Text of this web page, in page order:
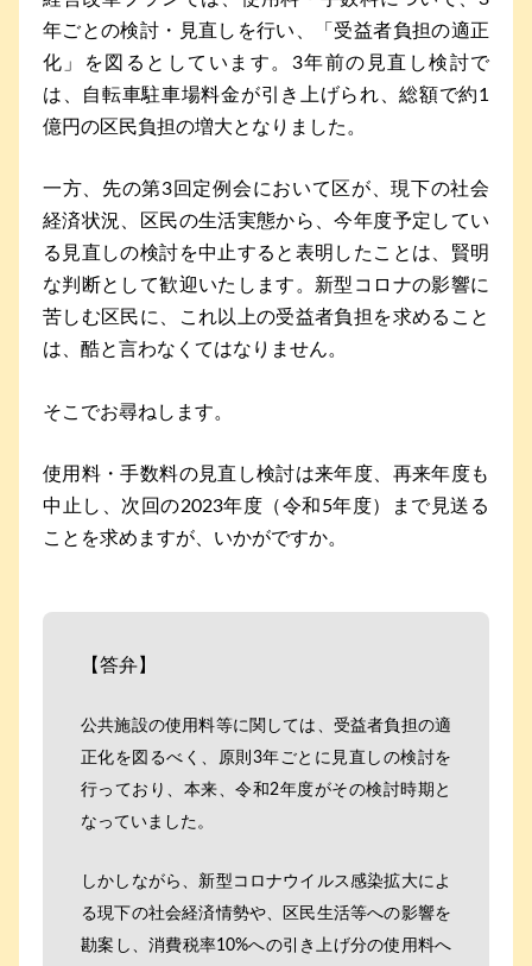
年ごとの検討・見直しを行い、「受益者負担の適正
化」を図るとしています。3年前の見直し検討で
は、自転車駐車場料金が引き上げられ、総額で約1
億円の区民負担の増大となりました。
一方、先の第3回定例会において区が、現下の社会
経済状況、区民の生活実態から、今年度予定してい
る見直しの検討を中止すると表明したことは、賢明
な判断として歓迎いたします。新型コロナの影響に
苦しむ区民に、これ以上の受益者負担を求めること
は、酷と言わなくてはなりません。
そこでお尋ねします。
使用料・手数料の見直し検討は来年度、再来年度も
中止し、次回の2023年度（令和5年度）まで見送る
ことを求めますが、いかがですか。
【答弁】
公共施設の使用料等に関しては、受益者負担の適
正化を図るべく、原則3年ごとに見直しの検討を
行っており、本来、令和2年度がその検討時期と
なっていました。
しかしながら、新型コロナウイルス感染拡大によ
る現下の社会経済情勢や、区民生活等への影響を
勘案し、消費税率10%への引き上げ分の使用料へ